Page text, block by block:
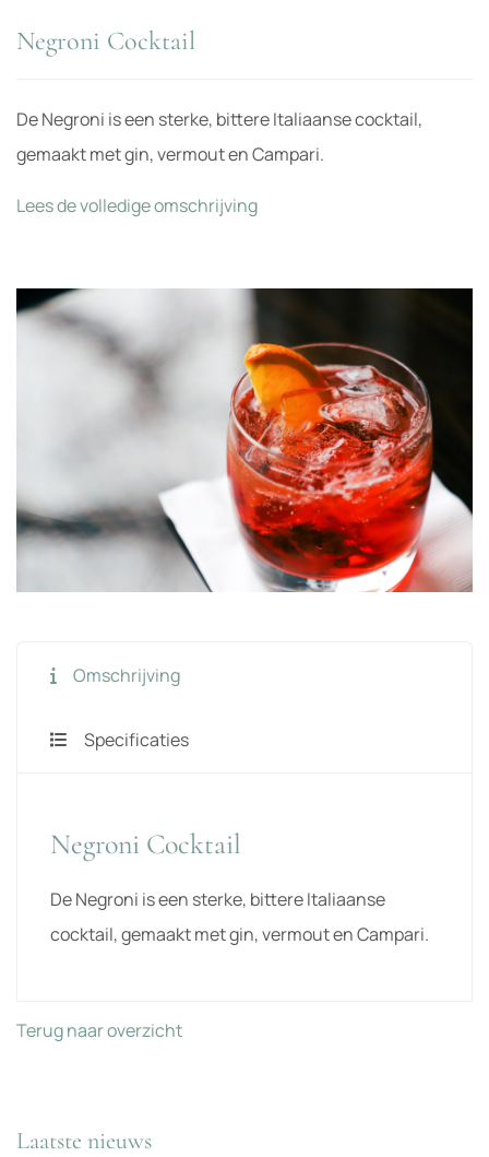
Negroni Cocktail
De Negroni is een sterke, bittere Italiaanse cocktail,
gemaakt met gin, vermout en Campari.
Lees de volledige omschrijving
Omschrijving
Specificaties
Negroni Cocktail
De Negroni is een sterke, bittere Italiaanse
cocktail, gemaakt met gin, vermout en Campari.
Terug naar overzicht
Laatste nieuws